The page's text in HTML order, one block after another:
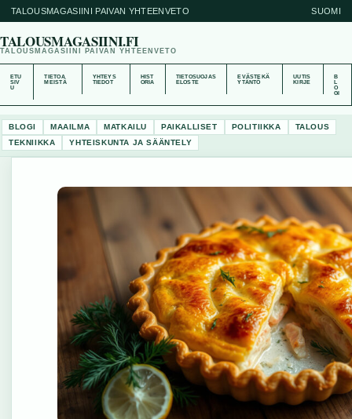
TALOUSMAGASIINI PAIVAN YHTEENVETO SUOMI
TALOUSMAGASIINI.FI
TALOUSMAGASIINI PAIVAN YHTEENVETO
ETU
SIV
U
TIETOA
MEISTÄ
YHTEYS
TIEDOT
HIST
ORIA
TIETOSUOJAS
ELOSTE
EVÄSTEKÄ
YTÄNTÖ
UUTIS
KIRJE
B
O
GI
BLOGI MAAILMA MATKAILU PAIKALLISET POLITIIKKA
TALOUS
TEKNIIKKA
YHTEISKUNTA JA SÄÄNTELY